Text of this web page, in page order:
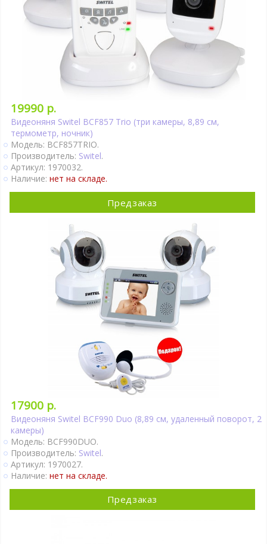
19990 р.
Видеоняня Switel BCF857 Trio (три камеры, 8,89 см,
термометр, ночник)
Модель: BCF857TRIO.
Производитель: Switel.
Артикул: 1970032.
Наличие:нет на складе.
Предзаказ
17900 р.
Видеоняня Switel BCF990 Duo (8,89 см, удаленный поворот, 2
камеры)
Модель: BCF990DUO.
Производитель: Switel.
Артикул: 1970027.
Наличие:нет на складе.
Предзаказ